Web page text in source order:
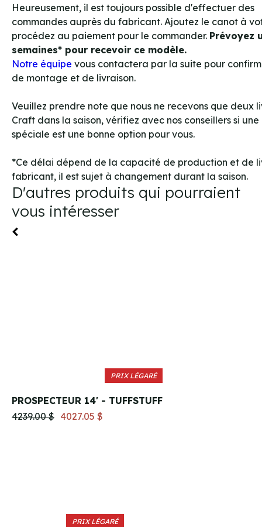
Heureusement, il est toujours possible d'effectuer des
commandes auprès du fabricant. Ajoutez le canot à
procédez au paiement pour le commander. Prévoyez
semaines* pour recevoir ce modèle.
Notre équipe vous contactera par la suite pour
de montage et de livraison.
Veuillez prendre note que nous ne recevons que deux
Craft dans la saison, vérifiez avec nos conseillers si
spéciale est une bonne option pour vous.
*Ce délai dépend de la capacité de production et de
fabricant, il est sujet à changement durant la saison.
D'autres produits qui pourraient
vous intéresser
PRIX LÉGARÉ
PROSPECTEUR 14' - TUFFSTUFF
4239.00 $ 4027.05 $
PRIX LÉGARÉ